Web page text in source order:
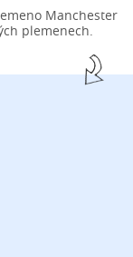
Manchester
plemenech.